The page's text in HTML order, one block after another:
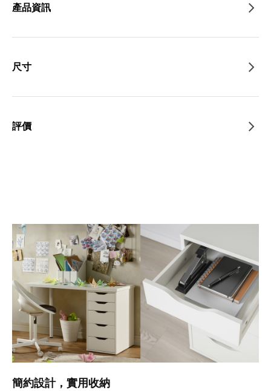
產品資訊
尺寸
評價
簡約設計，實用收納